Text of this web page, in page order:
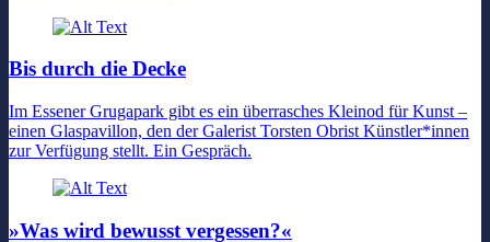
Bis durch die Decke
Im Essener Grugapark gibt es ein überrasches Kleinod für Kunst –
einen Glaspavillon, den der Galerist Torsten Obrist Künstler*innen
zur Verfügung stellt. Ein Gespräch.
»Was wird bewusst vergessen?«